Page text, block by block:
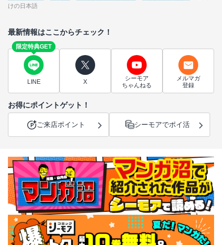
けの日本語
最新情報はここからチェック！
限定特典GET
LINE X
シーモア
ちゃんねる
メルマガ
登録
お得にポイントゲット！
ご来店ポイント シーモアでポイ活